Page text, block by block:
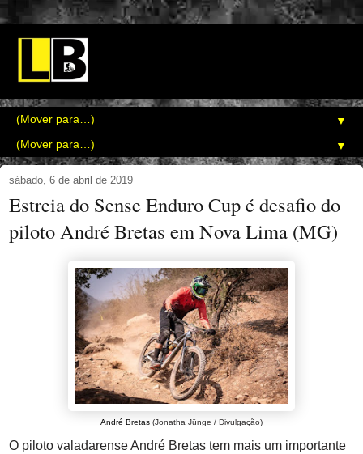
▼
▼
sábado, 6 de abril de 2019
Estreia do Sense Enduro Cup é desafio do
piloto André Bretas em Nova Lima (MG)
André Bretas (Jonatha Jünge / Divulgação)
O piloto valadarense André Bretas tem mais um importante